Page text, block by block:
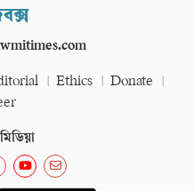
Ethics
Donate